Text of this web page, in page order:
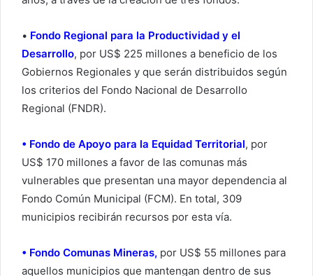
• Fondo Regional para la Productividad y el
Desarrollo, por US$ 225 millones a beneficio de los
Gobiernos Regionales y que serán distribuidos según
los criterios del Fondo Nacional de Desarrollo
Regional (FNDR).
• Fondo de Apoyo para la Equidad Territorial, por
US$ 170 millones a favor de las comunas más
vulnerables que presentan una mayor dependencia al
Fondo Común Municipal (FCM). En total, 309
municipios recibirán recursos por esta vía.
• Fondo Comunas Mineras, por US$ 55 millones para
aquellos municipios que mantengan dentro de sus